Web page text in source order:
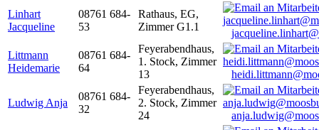
Linhart
Jacqueline
08761 684-
53
Rathaus, EG,
Zimmer G1.1
Littmann
Heidemarie
08761 684-
64
Feyerabendhaus,
1. Stock, Zimmer
13
Ludwig Anja
08761 684-
32
Feyerabendhaus,
2. Stock, Zimmer
24